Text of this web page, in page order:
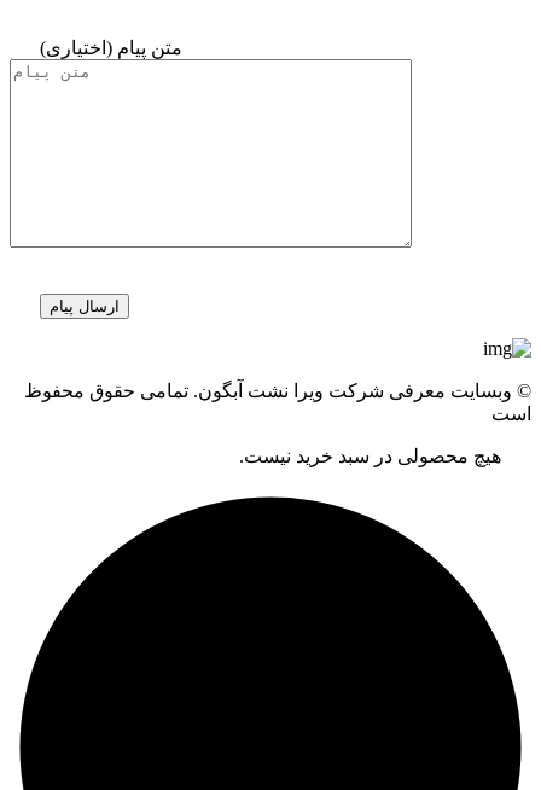
متن پیام (اختیاری)
© وبسایت معرفی شرکت ویرا نشت آبگون. تمامی حقوق محفوظ
است
هیچ محصولی در سبد خرید نیست.